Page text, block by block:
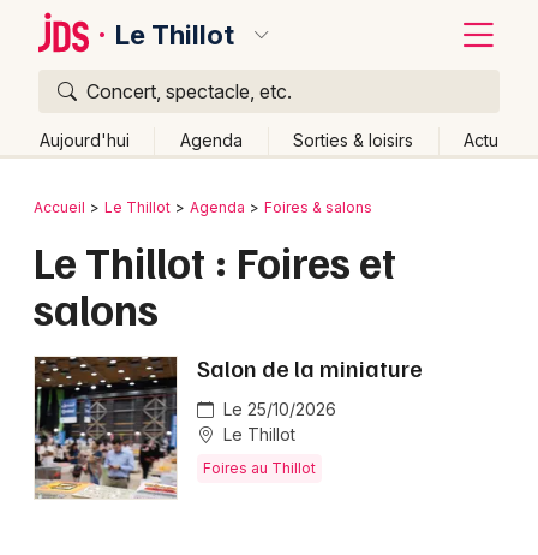
Le Thillot
Concert, spectacle, etc.
Aujourd'hui Agenda Sorties & loisirs Actu
Publier un événement
Grands événements
Activité & Expérience
Manifestations
Bordeaux
Colmar
Lille
Lyon
Marseille
Mulhouse
Retour
Accueil Le Thillot Agenda Foires & salons
Le Thillot : Foires et
salons
Salon de la miniature
Le 25/10/2026
Le Thillot
Foires au Thillot
Quoi ?
Où ?
Près de moi
Changer de lieu
Quand ?
Aujourd'hui
Demain Ce week-end Autre